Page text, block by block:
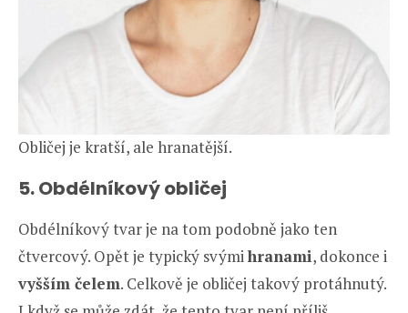
Obličej je kratší, ale hranatější.
5. Obdélníkový obličej
Obdélníkový tvar je na tom podobně jako ten
čtvercový. Opět je typický svýmihranami, dokonce i
vyšším čelem. Celkově je obličej takový protáhnutý.